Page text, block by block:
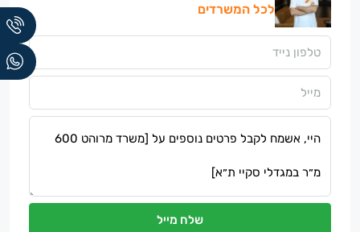
לכל המשרדים
שלח מייל